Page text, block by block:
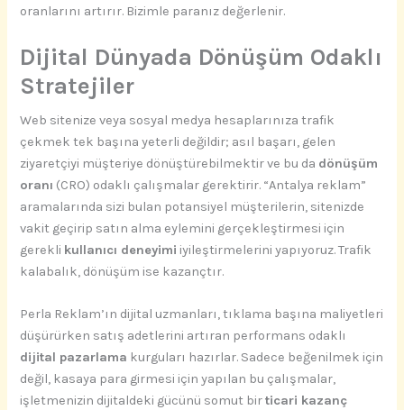
oranlarını artırır. Bizimle paranız değerlenir.
Dijital Dünyada Dönüşüm Odaklı
Stratejiler
Web sitenize veya sosyal medya hesaplarınıza trafik
çekmek tek başına yeterli değildir; asıl başarı, gelen
ziyaretçiyi müşteriye dönüştürebilmektir ve bu da dönüşüm
oranı (CRO) odaklı çalışmalar gerektirir. “Antalya reklam”
aramalarında sizi bulan potansiyel müşterilerin, sitenizde
vakit geçirip satın alma eylemini gerçekleştirmesi için
gerekli kullanıcı deneyimi iyileştirmelerini yapıyoruz. Trafik
kalabalık, dönüşüm ise kazançtır.
Perla Reklam’ın dijital uzmanları, tıklama başına maliyetleri
düşürürken satış adetlerini artıran performans odaklı
dijital pazarlama kurguları hazırlar. Sadece beğenilmek için
değil, kasaya para girmesi için yapılan bu çalışmalar,
işletmenizin dijitaldeki gücünü somut birticari kazanç